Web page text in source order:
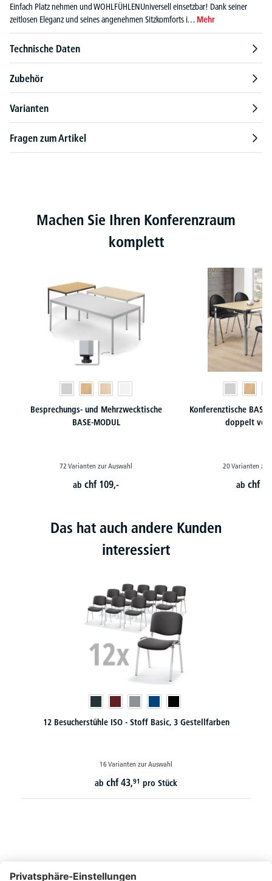
Einfach Platz nehmen und WOHLFÜHLENUniversell einsetzbar! Dank seiner
zeitlosen Eleganz und seines angenehmen Sitzkomforts i… Mehr
Technische Daten
Zubehör
Varianten
Fragen zum Artikel
Produktgalerie überspringen
Machen Sie Ihren Konferenzraum
komplett
Besprechungs- und Mehrzwecktische
BASE-MODUL
72 Varianten zur Auswahl
abchf 109,-
Konferenztische
doppelt
20 Varianten zur
abchf
Das hat auch andere Kunden
interessiert
8 Besucherstühle ISO - Stoff Basic, 3 Gestellfarben
14 Varianten zur Auswahl
ab chf 47,25